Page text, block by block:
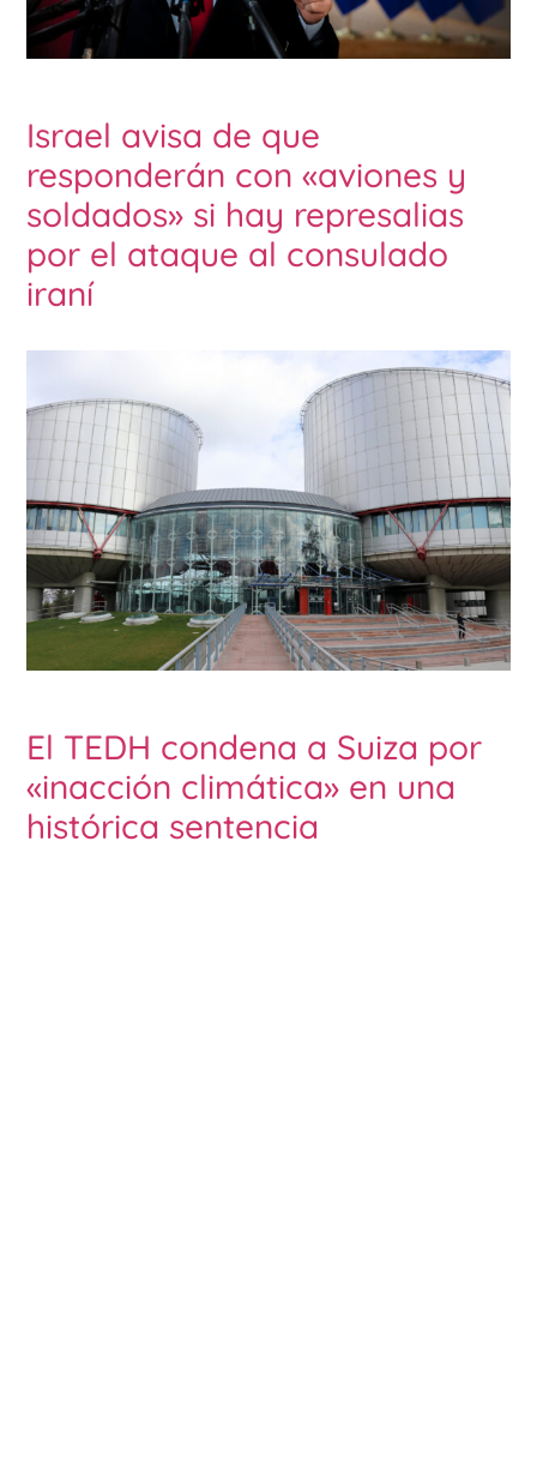
Israel avisa de que
responderán con «aviones y
soldados» si hay represalias
por el ataque al consulado
iraní
El TEDH condena a Suiza por
«inacción climática» en una
histórica sentencia